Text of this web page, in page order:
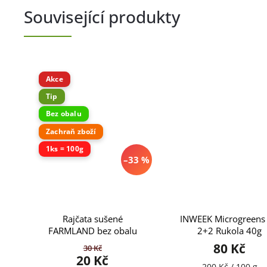
Související produkty
Akce
Tip
Bez obalu
Zachraň zboží
1ks = 100g
–33 %
Rajčata sušené
FARMLAND bez obalu
30 Kč
20 Kč
INWEEK
2+2 Rukola 40g
80 Kč